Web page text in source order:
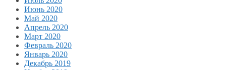
Июнь 2020
Май 2020
Апрель 2020
Март 2020
Февраль 2020
Январь 2020
Декабрь 2019